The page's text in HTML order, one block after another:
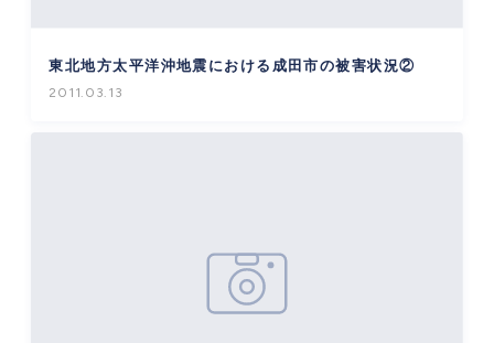
東北地方太平洋沖地震における成田市の被害状況②
2011.03.13